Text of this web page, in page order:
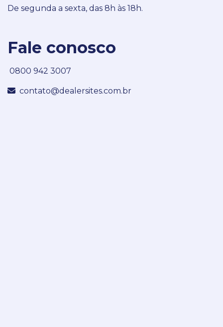
De segunda a sexta, das 8h às 18h.
Fale conosco
0800 942 3007
contato@dealersites.com.br